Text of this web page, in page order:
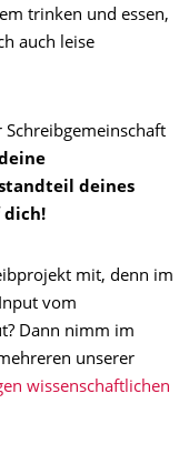
trinken und essen,
auch leise
deines
dich!
mit, denn im
vom
Dann nimm im
unserer
wissenschaftlichen